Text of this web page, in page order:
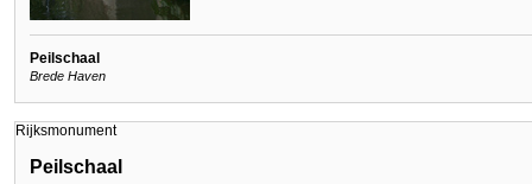
Peilschaal
Brede Haven
Rijksmonument
Peilschaal